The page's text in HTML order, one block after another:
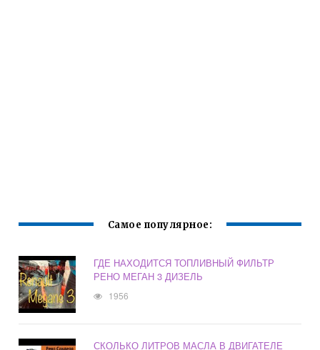
Самое популярное:
ГДЕ НАХОДИТСЯ ТОПЛИВНЫЙ ФИЛЬТР
РЕНО МЕГАН 3 ДИЗЕЛЬ
1956
СКОЛЬКО ЛИТРОВ МАСЛА В ДВИГАТЕЛЕ